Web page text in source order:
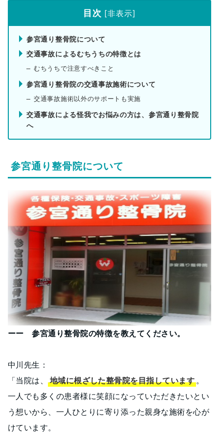
目次 [非表示]
参宮通り整骨院について
交通事故によるむちうちの特徴とは
むちうちで注意すべきこと
参宮通り整骨院の交通事故施術について
交通事故施術以外のサポートも実施
交通事故による怪我でお悩みの方は、参宮通り整骨院
へ
参宮通り整骨院について
ーー 参宮通り整骨院の特徴を教えてください。
中川先生：
「当院は、地域に根ざした整骨院を目指しています 。
一人でも多くの患者様に笑顔になっていただきたいとい
う想いから、一人ひとりに寄り添った親身な施術を心が
けています。